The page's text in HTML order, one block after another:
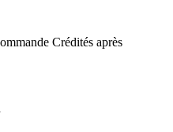
Crédités après